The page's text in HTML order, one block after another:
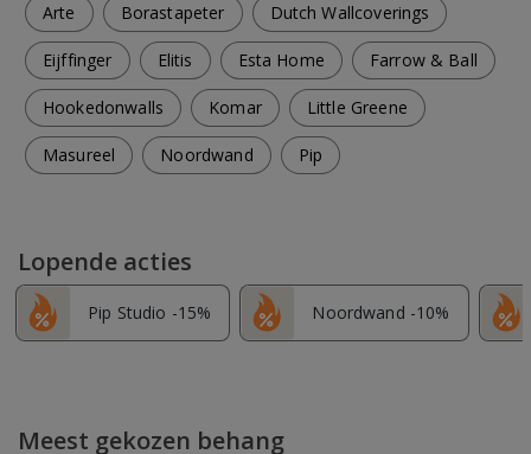
Arte Borastapeter Dutch Wallcoverings
Eijffinger Elitis Esta Home Farrow & Ball
Hookedonwalls Komar Little Greene
Masureel Noordwand Pip
Lopende acties
Pip Studio -15% Noordwand -10%
Meest gekozen behang